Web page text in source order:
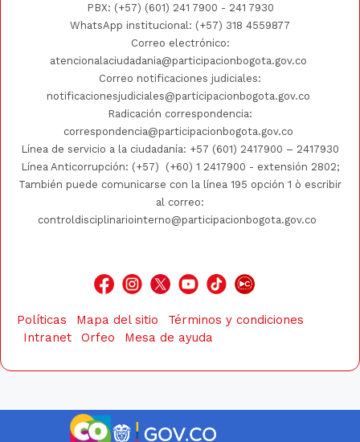
PBX: (+57) (601) 241 7900 - 241 7930
WhatsApp institucional: (+57) 318 4559877
Correo electrónico:
atencionalaciudadania@participacionbogota.gov.co
Correo notificaciones judiciales:
notificacionesjudiciales@participacionbogota.gov.co
Radicación correspondencia:
correspondencia@participacionbogota.gov.co
Línea de servicio a la ciudadanía: +57 (601) 2417900 – 2417930
Línea Anticorrupción: (+57)
(+60) 1 2417900 - extensión 2802;
También puede comunicarse con la línea 195 opción 1 ò escribir
al correo:
controldisciplinariointerno@participacionbogota.gov.co
Políticas Mapa del sitio
Términos y condiciones
Intranet
Orfeo Mesa de ayuda